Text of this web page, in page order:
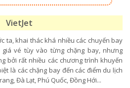
VietJet
ta, khai thác khá nhiều các chuyến bay
vé tùy vào từng chặng bay, nhưng
bởi rất nhiều các chương trình khuyến
là các chặng bay đến các điểm du lịch
Đà Lạt, Phú Quốc, Đồng Hới...